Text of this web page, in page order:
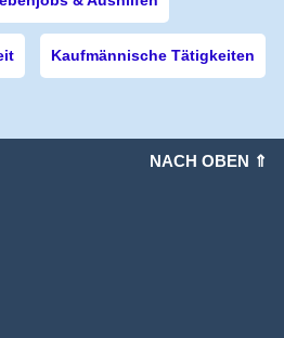
Kaufmännische Tätigkeiten
NACH OBEN ⇑